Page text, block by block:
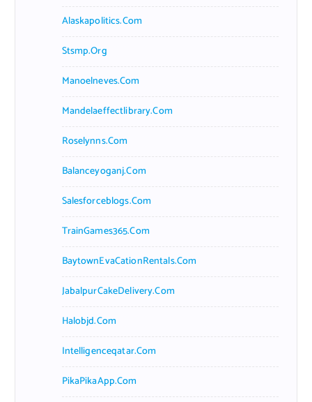
Alaskapolitics.com
Stsmp.org
Manoelneves.com
Mandelaeffectlibrary.com
Roselynns.com
Balanceyoganj.com
Salesforceblogs.com
TrainGames365.com
BaytownEvaCationRentals.com
JabalpurCakeDelivery.com
Halobjd.com
Intelligenceqatar.com
PikaPikaApp.com